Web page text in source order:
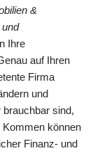
&
Ihre
auf Ihren
Firma
und
sind,
Kommen können
Finanz- und